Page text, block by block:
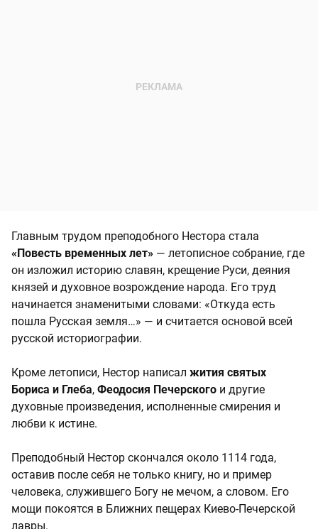
Главным трудом преподобного Нестора стала
«Повесть временных лет» — летописное собрание, где
он изложил историю славян, крещение Руси, деяния
князей и духовное возрождение народа. Его труд
начинается знаменитыми словами: «Откуда есть
пошла Русская земля…» — и считается основой всей
русской историографии.
Кроме летописи, Нестор написал жития святых
Бориса и Глеба, Феодосия Печерского и другие
духовные произведения, исполненные смирения и
любви к истине.
Преподобный Нестор скончался около 1114 года,
оставив после себя не только книгу, но и пример
человека, служившего Богу не мечом, а словом. Его
мощи покоятся в Ближних пещерах Киево-Печерской
лавры.